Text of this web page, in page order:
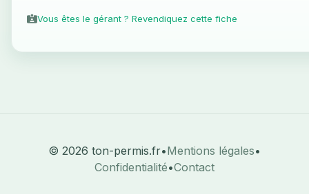
Vous êtes le gérant ? Revendiquez cette fiche
© 2026 ton-permis.fr•Mentions légales•
Confidentialité•Contact